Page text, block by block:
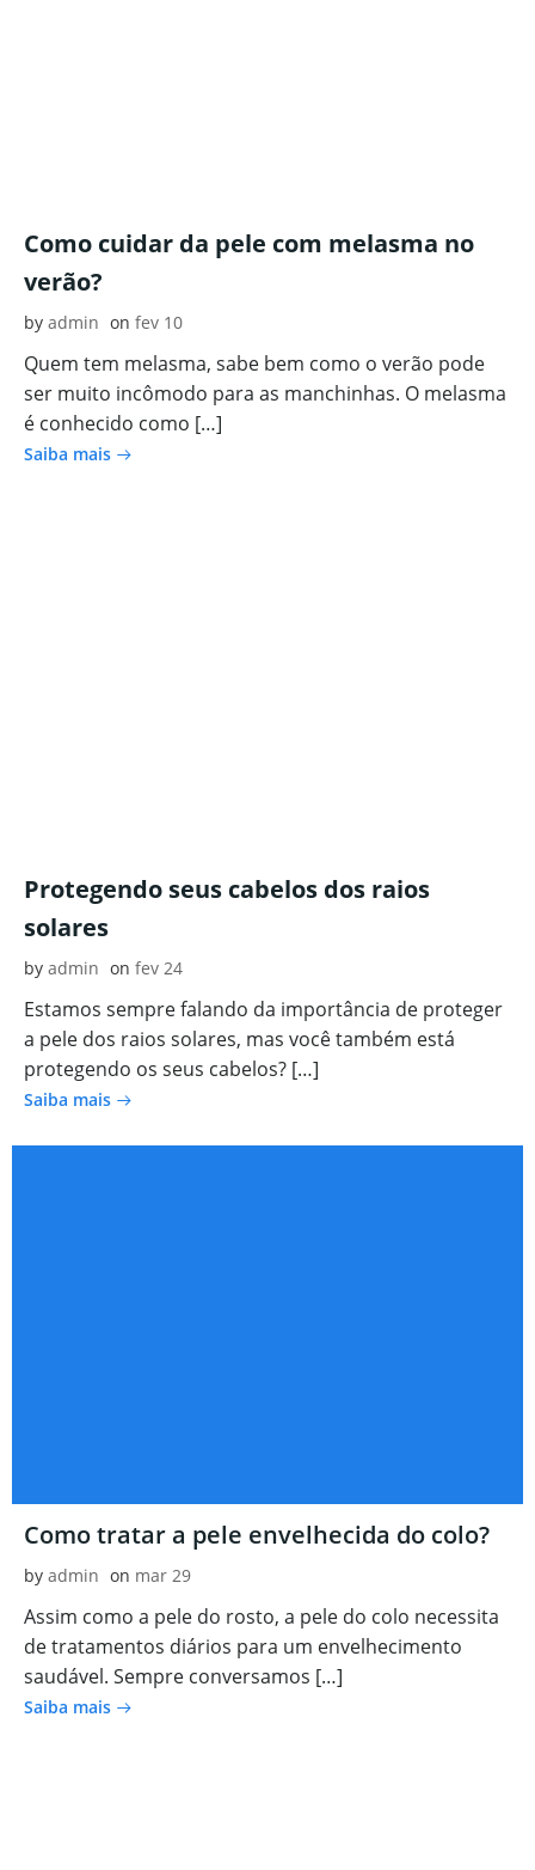
Como cuidar da pele com melasma no
verão?
by admin on fev 10
Quem tem melasma, sabe bem como o verão pode
ser muito incômodo para as manchinhas. O melasma
é conhecido como […]
Saiba mais
Protegendo seus cabelos dos raios
solares
by admin on fev 24
Estamos sempre falando da importância de proteger
a pele dos raios solares, mas você também está
protegendo os seus cabelos? […]
Saiba mais
Como tratar a pele envelhecida do colo?
by admin on mar 29
Assim como a pele do rosto, a pele do colo necessita
de tratamentos diários para um envelhecimento
saudável. Sempre conversamos […]
Saiba mais